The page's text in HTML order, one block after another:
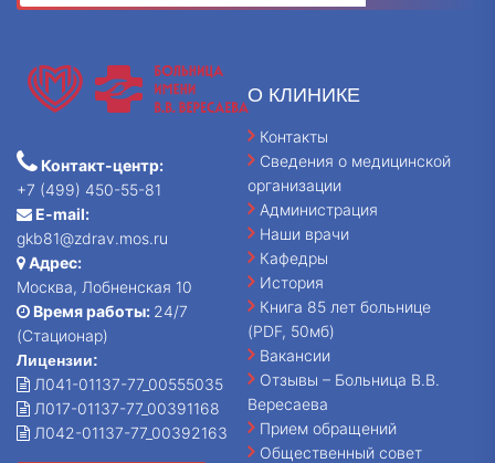
Контакт-центр:
+7 (499) 450-55-81
E-mail:
gkb81@zdrav.mos.ru
Адрес:
Москва, Лобненская 10
Время работы: 24/7
(Стационар)
Лицензии:
Л041-01137-77_00555035
Л017-01137-77_00391168
Л042-01137-77_00392163
О КЛИНИКЕ
Контакты
Сведения о медицинской
организации
Администрация
Наши врачи
Кафедры
История
Книга 85 лет больнице
(PDF, 50мб)
Вакансии
Отзывы – Больница В.В.
Вересаева
Прием обращений
Общественный совет